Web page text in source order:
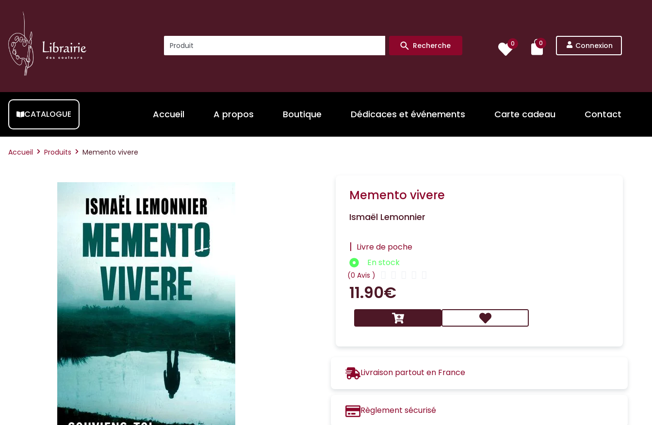
Recherche 0 0 Connexion
CATALOGUE Accueil A propos Boutique Dédicaces et événements Carte cadeau Contact
Accueil Produits Memento vivere
Memento vivere
Ismaël Lemonnier
| Livre de poche
En stock
(0 Avis )
11.90€
Livraison partout en France
Règlement sécurisé